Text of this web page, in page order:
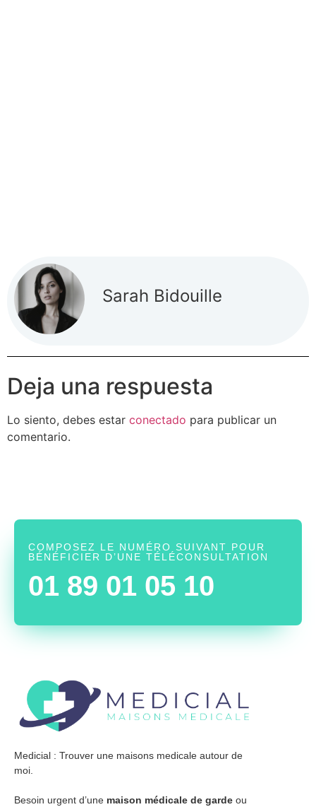
Sarah Bidouille
Deja una respuesta
Lo siento, debes estar conectado para publicar un
comentario.
COMPOSEZ LE NUMÉRO SUIVANT POUR
BÉNÉFICIER D’UNE TÉLÉCONSULTATION
01 89 01 05 10
Medicial : Trouver une maisons medicale autour de
moi.
Besoin urgent d’une maison médicale de garde ou